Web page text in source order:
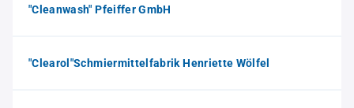
"Cleanwash" Pfeiffer GmbH
"Clearol"Schmiermittelfabrik Henriette Wölfel